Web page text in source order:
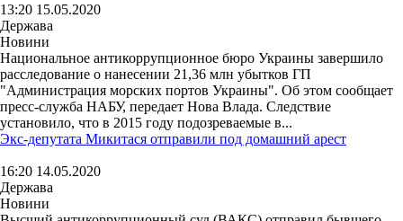
13:20 15.05.2020
Держава
Новини
Национальное антикоррупционное бюро Украины завершило
расследование о нанесении 21,36 млн убытков ГП
"Администрация морских портов Украины". Об этом сообщает
пресс-служба НАБУ, передает Нова Влада. Следствие
установило, что в 2015 году подозреваемые в...
Экс-депутата Микитася отправили под домашний арест
16:20 14.05.2020
Держава
Новини